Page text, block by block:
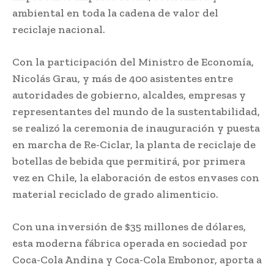
ambiental en toda la cadena de valor del
reciclaje nacional.
Con la participación del Ministro de Economía,
Nicolás Grau, y más de 400 asistentes entre
autoridades de gobierno, alcaldes, empresas y
representantes del mundo de la sustentabilidad,
se realizó la ceremonia de inauguración y puesta
en marcha de Re-Ciclar, la planta de reciclaje de
botellas de bebida que permitirá, por primera
vez en Chile, la elaboración de estos envases con
material reciclado de grado alimenticio.
Con una inversión de $35 millones de dólares,
esta moderna fábrica operada en sociedad por
Coca-Cola Andina y Coca-Cola Embonor, aporta a